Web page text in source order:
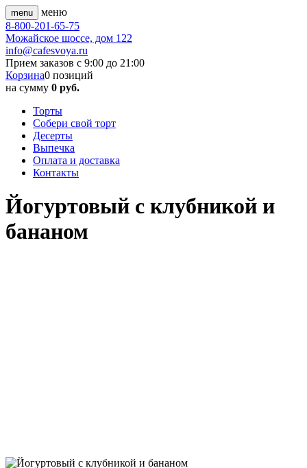
menu
меню
8-800-201-65-75
Можайское шоссе, дом 122
info@cafesvoya.ru
Прием заказов с 9:00 до 21:00
Корзина0 позиций
на сумму 0 руб.
Торты
Собери свой торт
Десерты
Выпечка
Оплата и доставка
Контакты
Йогуртовый с клубникой и
бананом